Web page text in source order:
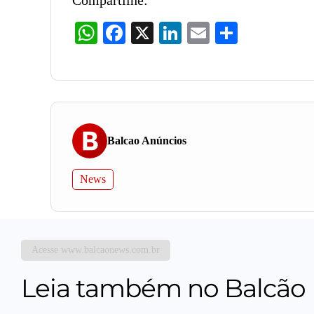
WhatsAppFacebook LinkedInEmail
Balcao Anúncios
News
Acesse www.balcaonews.com.br
Leia também no Balcão